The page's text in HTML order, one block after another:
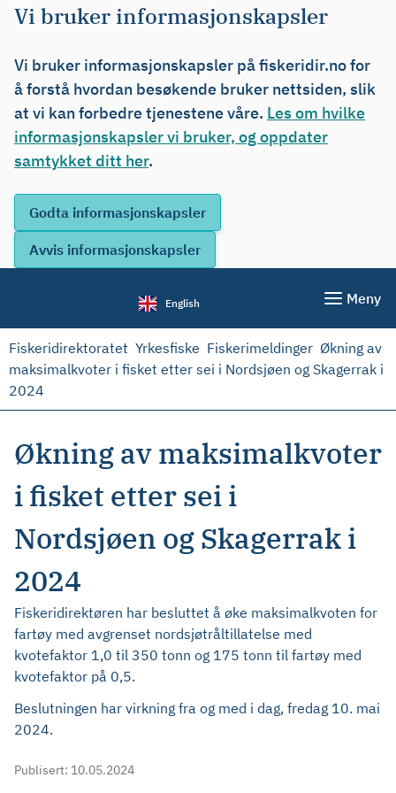
Vi bruker informasjonskapsler
Vi bruker informasjonskapsler på fiskeridir.no for
å forstå hvordan besøkende bruker nettsiden, slik
at vi kan forbedre tjenestene våre. Les om hvilke
informasjonskapsler vi bruker, og oppdater
samtykket ditt her.
English Meny
Fiskeridirektoratet Yrkesfiske Fiskerimeldinger Økning av
maksimalkvoter i fisket etter sei i Nordsjøen og Skagerrak i
2024
Økning av maksimalkvoter
i fisket etter sei i
Nordsjøen og Skagerrak i
2024
Fiskeridirektøren har besluttet å øke maksimalkvoten for
fartøy med avgrenset nordsjøtråltillatelse med
kvotefaktor 1,0 til 350 tonn og 175 tonn til fartøy med
kvotefaktor på 0,5.
Beslutningen har virkning fra og med i dag, fredag 10. mai
2024.
Publisert: 10.05.2024